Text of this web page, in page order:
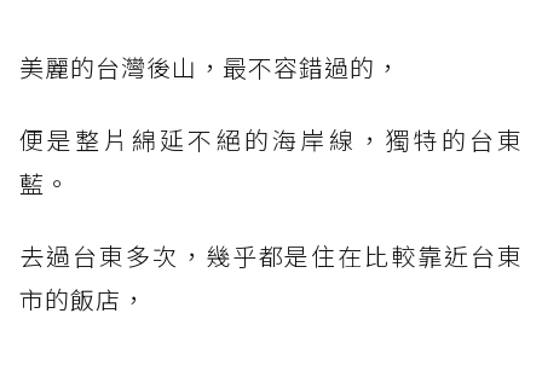
美麗的台灣後山，最不容錯過的，
便是整片綿延不絕的海岸線，獨特的台東
藍。
去過台東多次，幾乎都是住在比較靠近台東
市的飯店，